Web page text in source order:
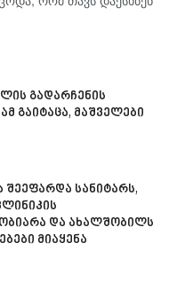
გადარჩენის
გაიტაცა, მაშველები
შეეფარდა სანიტარს,
და ახალშობილს
მიაყენა